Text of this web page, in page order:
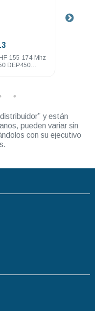
155-174 Mhz
DEP450
y están
pueden variar sin
con su ejecutivo